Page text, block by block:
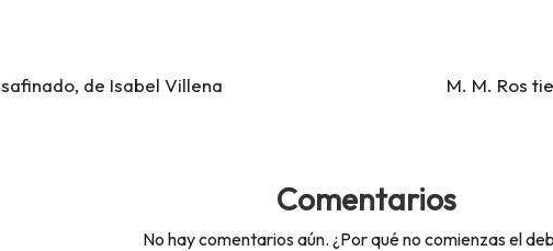
de Isabel Villena M. M. Ros
Comentarios
No hay comentarios aún. ¿Por qué no comienzas el